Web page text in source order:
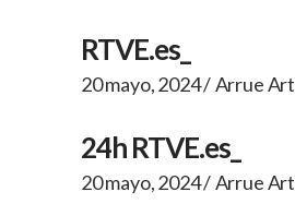
RTVE.es_
20 mayo, 2024 Arrue Art
24h RTVE.es_
20 mayo, 2024 Arrue Art